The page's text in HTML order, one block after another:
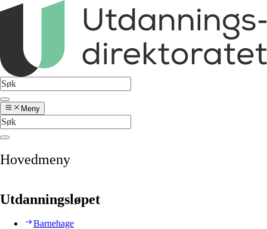
Meny
Hovedmeny
Utdanningsløpet
Barnehage